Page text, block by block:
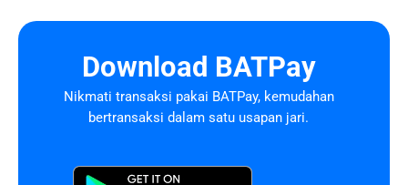
Download BATPay
Nikmati transaksi pakai BATPay, kemudahan
bertransaksi dalam satu usapan jari.